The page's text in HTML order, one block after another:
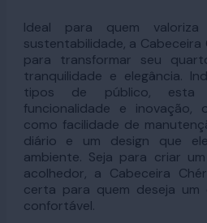
Ideal para quem
sustentabilidade, a Cabeceira
para transformar seu
tranquilidade e elegância.
tipos de público, esta
funcionalidade e inovação,
como facilidade de
diário e um design que
ambiente. Seja para criar
acolhedor, a Cabeceira
certa para quem deseja
confortável.